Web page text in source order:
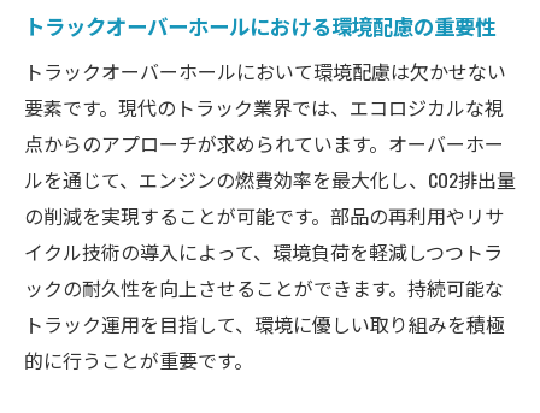
トラックオーバーホールにおける環境配慮の重要性
トラックオーバーホールにおいて環境配慮は欠かせない
要素です。現代のトラック業界では、エコロジカルな視
点からのアプローチが求められています。オーバーホー
ルを通じて、エンジンの燃費効率を最大化し、CO2排出量
の削減を実現することが可能です。部品の再利用やリサ
イクル技術の導入によって、環境負荷を軽減しつつトラ
ックの耐久性を向上させることができます。持続可能な
トラック運用を目指して、環境に優しい取り組みを積極
的に行うことが重要です。